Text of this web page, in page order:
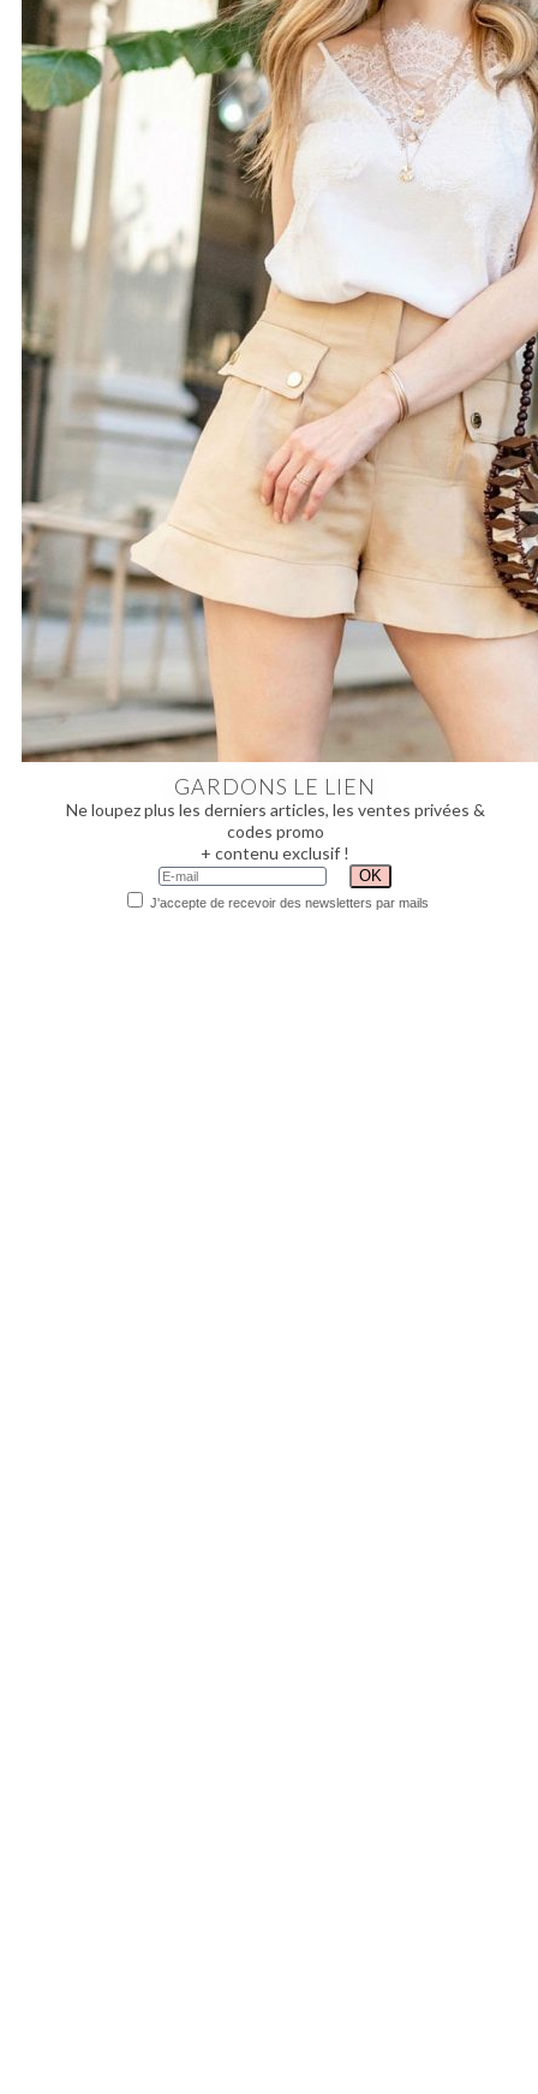
GARDONS LE LIEN
Ne loupez plus les derniers articles, les ventes privées &
codes promo
+ contenu exclusif !
J'accepte de recevoir des newsletters par mails